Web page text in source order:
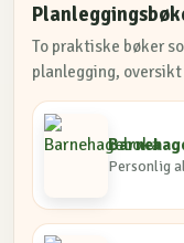
To praktiske bøker
planlegging,
Personlig